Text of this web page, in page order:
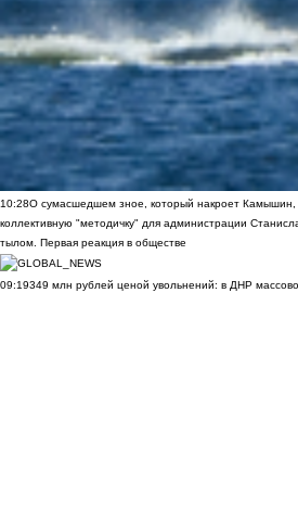
10:28О сумасшедшем зное, который накроет Камышин,
коллективную "методичку" для администрации
тылом. Первая реакция в обществе
09:19349 млн рублей ценой увольнений: в ДНР